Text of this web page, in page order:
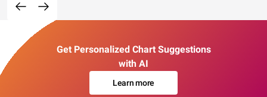
Get Personalized Chart Suggestions
with AI
Learn more